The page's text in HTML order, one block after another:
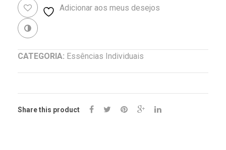
Thea
(Thea
sinensis)
Adicionar aos meus desejos
CATEGORIA: Essências Individuais
Share this product